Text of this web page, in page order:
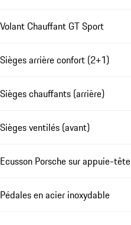
Volant Chauffant GT Sport
Sièges arrière confort (2+1)
Sièges chauffants (arrière)
Sièges ventilés (avant)
Ecusson Porsche sur appuie-tête
Pédales en acier inoxydable